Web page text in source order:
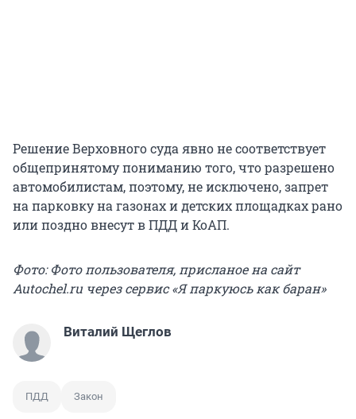
Решение Верховного суда явно не соответствует
общепринятому пониманию того, что разрешено
автомобилистам, поэтому, не исключено, запрет
на парковку на газонах и детских площадках рано
или поздно внесут в ПДД и КоАП.
Фото: Фото пользователя, присланое на сайт
Autochel.ru через сервис «Я паркуюсь как баран»
Виталий Щеглов
ПДД Закон